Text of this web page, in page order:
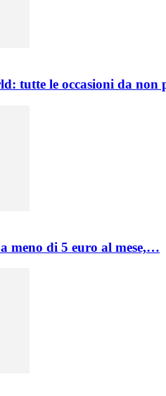
tutte le occasioni da
meno di 5 euro al mese,…